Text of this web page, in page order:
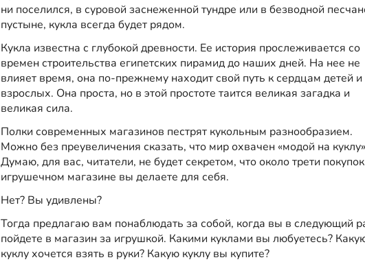
ни поселился, в суровой заснеженной тундре или в безводной
пустыне, кукла всегда будет рядом.
Кукла известна с глубокой древности. Ее история прослеживается со
времен строительства египетских пирамид до наших дней. На нее не
влияет время, она по-прежнему находит свой путь к сердцам детей и
взрослых. Она проста, но в этой простоте таится великая загадка и
великая сила.
Полки современных магазинов пестрят кукольным разнообразием.
Можно без преувеличения сказать, что мир охвачен «модой на
Думаю, для вас, читатели, не будет секретом, что около трети
игрушечном магазине вы делаете для себя.
Нет? Вы удивлены?
Тогда предлагаю вам понаблюдать за собой, когда вы в следующий
пойдете в магазин за игрушкой. Какими куклами вы любуетесь?
куклу хочется взять в руки? Какую куклу вы купите?